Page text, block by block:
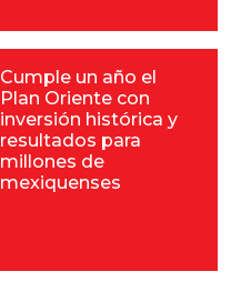
Cumple un año el
Plan Oriente con
inversión histórica y
resultados para
millones de
mexiquenses